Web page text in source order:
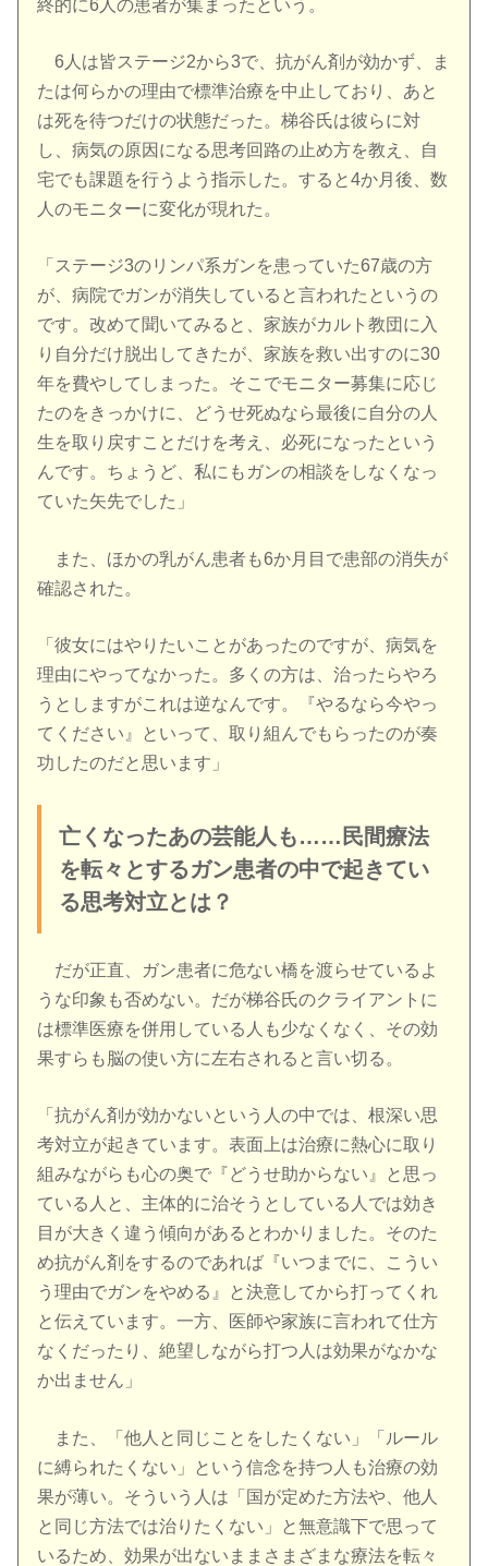
終的に6人の患者が集まったという。
6人は皆ステージ2から3で、抗がん剤が効かず、ま
たは何らかの理由で標準治療を中止しており、あと
は死を待つだけの状態だった。梯谷氏は彼らに対
し、病気の原因になる思考回路の止め方を教え、自
宅でも課題を行うよう指示した。すると4か月後、数
人のモニターに変化が現れた。
「ステージ3のリンパ系ガンを患っていた67歳の方
が、病院でガンが消失していると言われたというの
です。改めて聞いてみると、家族がカルト教団に入
り自分だけ脱出してきたが、家族を救い出すのに30
年を費やしてしまった。そこでモニター募集に応じ
たのをきっかけに、どうせ死ぬなら最後に自分の人
生を取り戻すことだけを考え、必死になったという
んです。ちょうど、私にもガンの相談をしなくなっ
ていた矢先でした」
また、ほかの乳がん患者も6か月目で患部の消失が
確認された。
「彼女にはやりたいことがあったのですが、病気を
理由にやってなかった。多くの方は、治ったらやろ
うとしますがこれは逆なんです。『やるなら今やっ
てください』といって、取り組んでもらったのが奏
功したのだと思います」
亡くなったあの芸能人も……民間療法
を転々とするガン患者の中で起きてい
る思考対立とは？
だが正直、ガン患者に危ない橋を渡らせているよ
うな印象も否めない。だが梯谷氏のクライアントに
は標準医療を併用している人も少なくなく、その効
果すらも脳の使い方に左右されると言い切る。
「抗がん剤が効かないという人の中では、根深い思
考対立が起きています。表面上は治療に熱心に取り
組みながらも心の奥で『どうせ助からない』と思っ
ている人と、主体的に治そうとしている人では効き
目が大きく違う傾向があるとわかりました。そのた
め抗がん剤をするのであれば『いつまでに、こうい
う理由でガンをやめる』と決意してから打ってくれ
と伝えています。一方、医師や家族に言われて仕方
なくだったり、絶望しながら打つ人は効果がなかな
か出ません」
また、「他人と同じことをしたくない」「ルール
に縛られたくない」という信念を持つ人も治療の効
果が薄い。そういう人は「国が定めた方法や、他人
と同じ方法では治りたくない」と無意識下で思って
いるため、効果が出ないままさまざまな療法を転々